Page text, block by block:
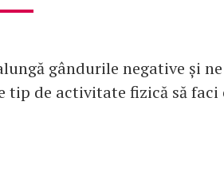
gândurile negative și
de activitate fizică să faci